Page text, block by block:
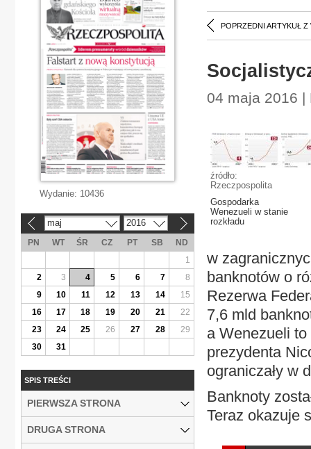
POPRZEDNI ARTYKUŁ Z
04 maja 2016 |
źródło:
Rzeczpospolita
Gospodarka
Wenezueli w stanie
rozkładu
w
banknotów o
Rezerwa
7,6 mld
a Wenezueli
prezydenta
ograniczały w
Banknoty
Teraz okazuje
Wydanie: 10436
maj 2016
PN WT ŚR CZ PT SB
ND
1
2
3 4 5 6 7
8
9
10 11 12 13 14
15
16
17 18 19 20 21
22
23
24 25 26 27 28
29
30
31
SPIS TREŚCI
PIERWSZA STRONA
DRUGA STRONA